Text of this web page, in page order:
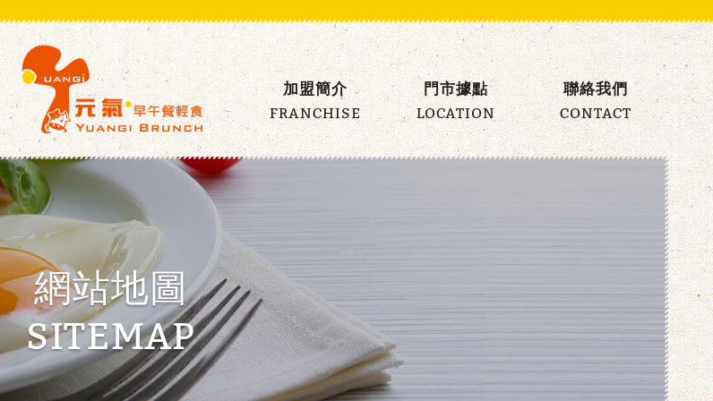
加盟簡介
FRANCHISE
門市據點
LOCATION
聯絡我們
CONTACT
網站地圖
SITEMAP